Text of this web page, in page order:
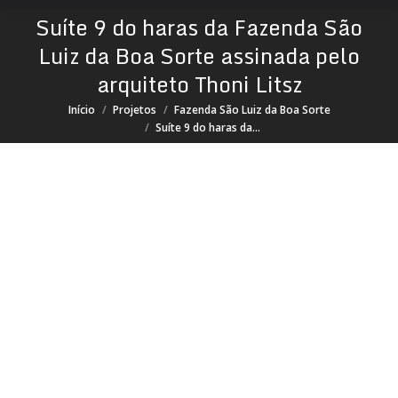
Suíte 9 do haras da Fazenda São
Luiz da Boa Sorte assinada pelo
arquiteto Thoni Litsz
Você está aqui:
Início Projetos
Fazenda São Luiz da Boa Sorte
Suíte 9 do haras da…